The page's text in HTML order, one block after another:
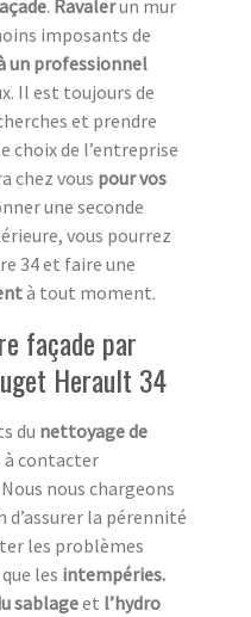
. Ravalerun mur
imposants de
un professionnel
Il est toujours de
et prendre
choix de l’entreprise
chez vous pour vos
une seconde
vous pourrez
34 et faire une
à tout moment.
façade par
Herault 34
du nettoyage de
à contacter
nous chargeons
d’assurer la pérennité
les problèmes
les intempéries.
sablageet l’hydro